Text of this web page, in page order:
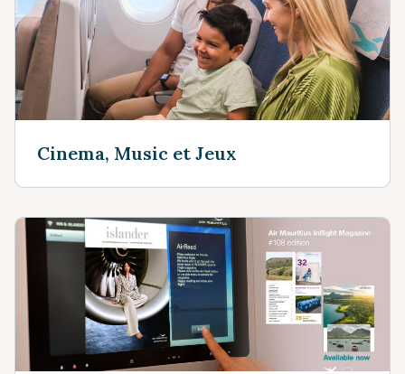
Cinema, Music et Jeux